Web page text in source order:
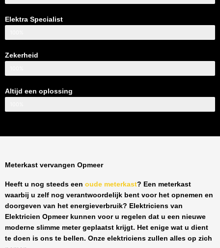
Elektra Specialist
Zekerheid
Altijd een oplossing
Meterkast vervangen Opmeer
Heeft u nog steeds een oude meterkast? Een meterkast
waarbij u zelf nog verantwoordelijk bent voor het opnemen en
doorgeven van het energieverbruik? Elektriciens van
Elektricien Opmeerkunnen voor u regelen dat u een nieuwe
moderne slimme meter geplaatst krijgt. Het enige wat u dient
te doen is ons te bellen. Onze elektriciens zullen alles op zich